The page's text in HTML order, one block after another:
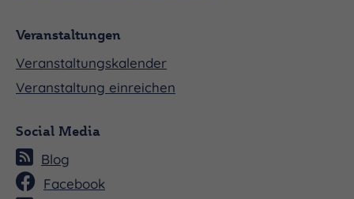
Veranstaltungen
Veranstaltungskalender
Veranstaltung einreichen
Social Media
Blog
Facebook